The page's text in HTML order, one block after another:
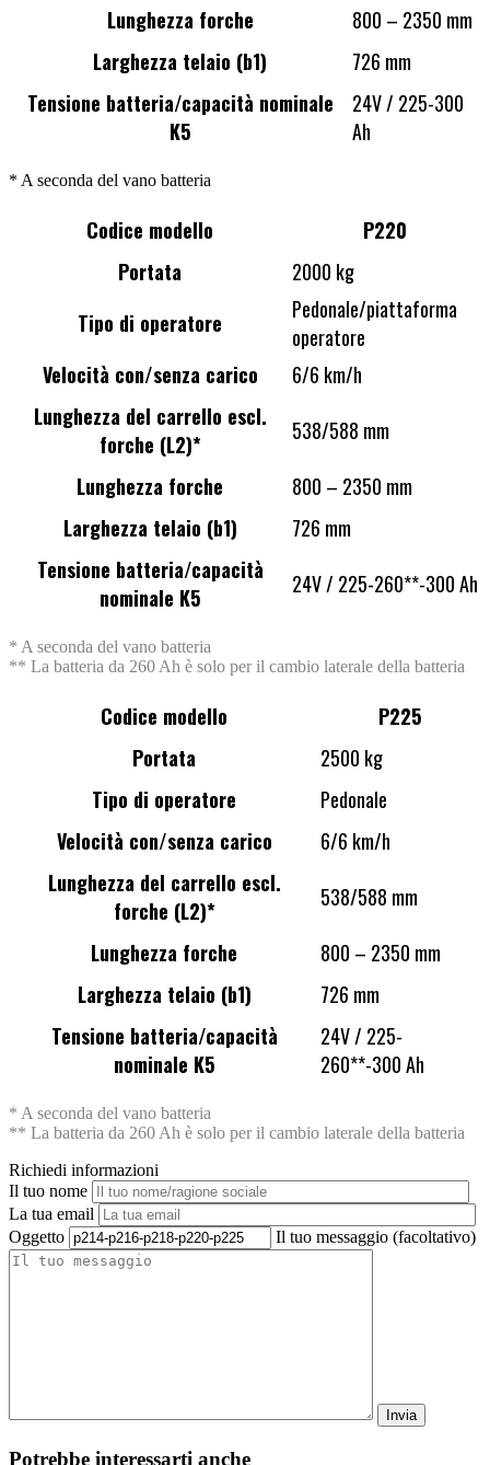
Lunghezza forche
800 – 2350 mm
Larghezza telaio (b1)
726 mm
Tensione batteria/capacità nominale
K5
24V / 225-300
Ah
* A seconda del vano batteria
Codice modello
P220
Portata
2000 kg
Tipo di operatore
Pedonale/piattaforma
operatore
Velocità con/senza carico
6/6 km/h
Lunghezza del carrello escl.
forche (L2)*
538/588 mm
Lunghezza forche
800 – 2350 mm
Larghezza telaio (b1)
726 mm
Tensione batteria/capacità
nominale K5
24V / 225-260**-300 Ah
* A seconda del vano batteria
** La batteria da 260 Ah è solo per il cambio laterale della batteria
Codice modello
P225
Portata
2500 kg
Tipo di operatore
Pedonale
Velocità con/senza carico
6/6 km/h
Lunghezza del carrello escl.
forche (L2)*
538/588 mm
Lunghezza forche
800 – 2350 mm
Larghezza telaio (b1)
726 mm
Tensione batteria/capacità
nominale K5
24V / 225-
260**-300 Ah
* A seconda del vano batteria
** La batteria da 260 Ah è solo per il cambio laterale della batteria
Richiedi informazioni
Il tuo nome
La tua email
Oggetto
Il tuo messaggio (facoltativo)
Potrebbe interessarti anche